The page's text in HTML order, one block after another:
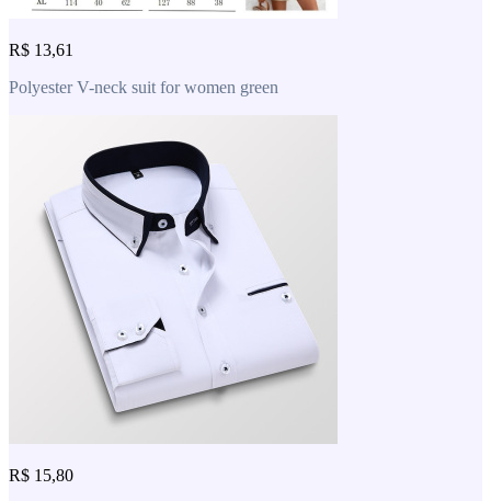
R$ 13,61
Polyester V-neck suit for women green
R$ 15,80